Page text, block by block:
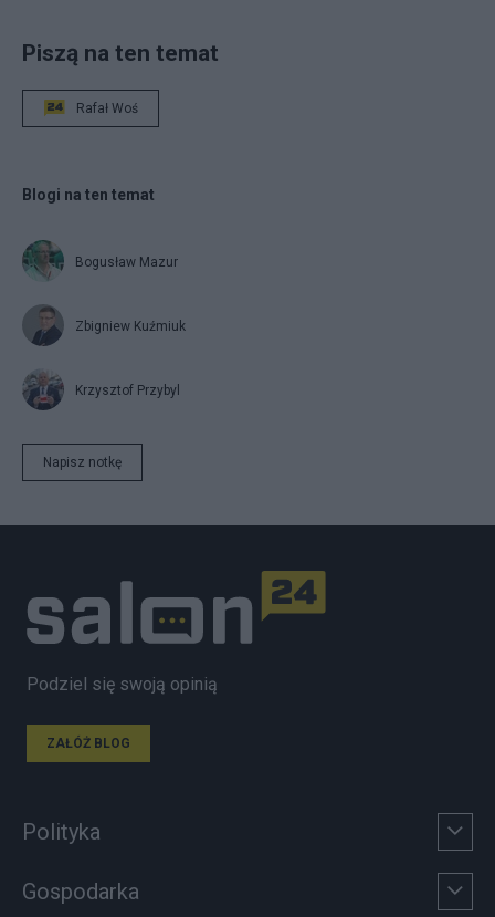
Piszą na ten temat
Rafał Woś
Blogi na ten temat
Bogusław Mazur
Zbigniew Kuźmiuk
Krzysztof Przybyl
Napisz notkę
Podziel się swoją opinią
ZAŁÓŻ BLOG
Polityka
Gospodarka